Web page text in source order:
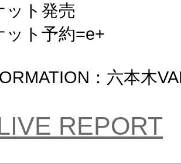
ット発売
ット予約=e+
：六本木
REPORT